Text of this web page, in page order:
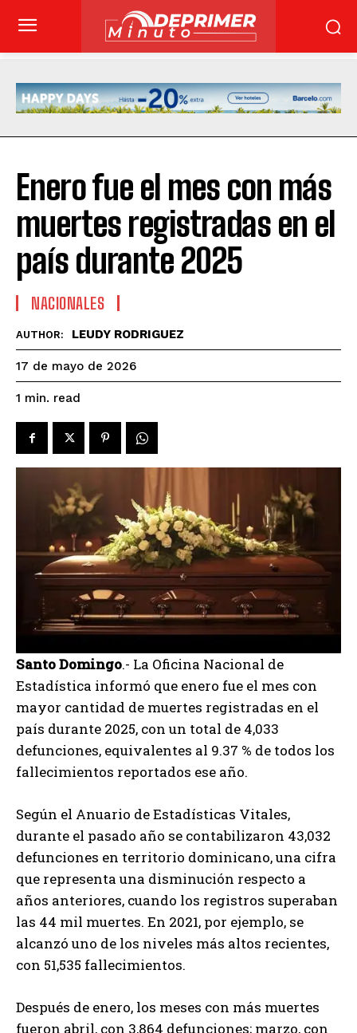
Enero fue el mes con más
muertes registradas en el
país durante 2025
NACIONALES
AUTHOR: LEUDY RODRIGUEZ
17 de mayo de 2026
1 min. read
Santo Domingo.- La Oficina Nacional de
Estadística informó que enero fue el mes con
mayor cantidad de muertes registradas en el
país durante 2025, con un total de 4,033
defunciones, equivalentes al 9.37 % de todos los
fallecimientos reportados ese año.
Según el Anuario de Estadísticas Vitales,
durante el pasado año se contabilizaron 43,032
defunciones en territorio dominicano, una cifra
que representa una disminución respecto a
años anteriores, cuando los registros superaban
las 44 mil muertes. En 2021, por ejemplo, se
alcanzó uno de los niveles más altos recientes,
con 51,535 fallecimientos.
Después de enero, los meses con más muertes
fueron abril, con 3,864 defunciones; marzo, con